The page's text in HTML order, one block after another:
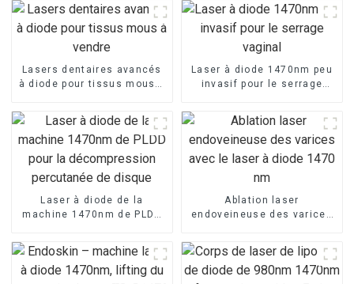
Lasers dentaires avancés
à diode pour tissus mous à
Laser à diode 1470nm peu
invasif pour le serrage
Laser à diode de la
machine 1470nm de PLDD
Ablation laser
endoveineuse des varices